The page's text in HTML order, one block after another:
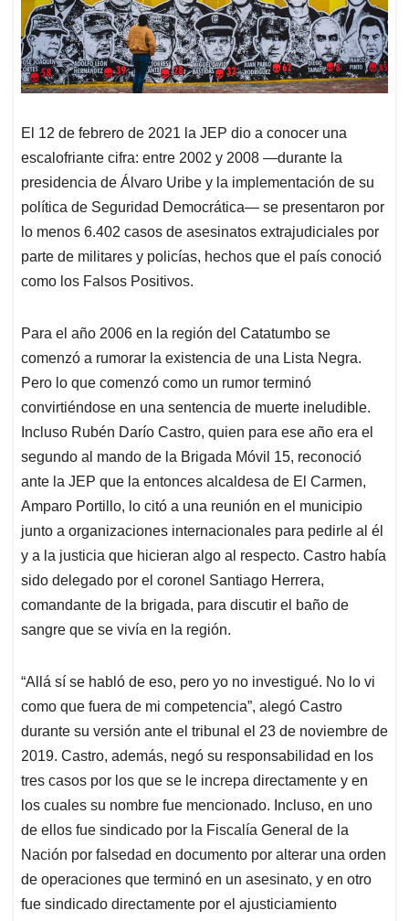
El 12 de febrero de 2021 la JEP dio a conocer una
escalofriante cifra: entre 2002 y 2008 —durante la
presidencia de Álvaro Uribe y la implementación de su
política de Seguridad Democrática— se presentaron por
lo menos 6.402 casos de asesinatos extrajudiciales por
parte de militares y policías, hechos que el país conoció
como los Falsos Positivos.
Para el año 2006 en la región del Catatumbo se
comenzó a rumorar la existencia de una Lista Negra.
Pero lo que comenzó como un rumor terminó
convirtiéndose en una sentencia de muerte ineludible.
Incluso Rubén Darío Castro, quien para ese año era el
segundo al mando de la Brigada Móvil 15, reconoció
ante la JEP que la entonces alcaldesa de El Carmen,
Amparo Portillo, lo citó a una reunión en el municipio
junto a organizaciones internacionales para pedirle al él
y a la justicia que hicieran algo al respecto. Castro había
sido delegado por el coronel Santiago Herrera,
comandante de la brigada, para discutir el baño de
sangre que se vivía en la región.
“Allá sí se habló de eso, pero yo no investigué. No lo vi
como que fuera de mi competencia”, alegó Castro
durante su versión ante el tribunal el 23 de noviembre de
2019. Castro, además, negó su responsabilidad en los
tres casos por los que se le increpa directamente y en
los cuales su nombre fue mencionado. Incluso, en uno
de ellos fue sindicado por la Fiscalía General de la
Nación por falsedad en documento por alterar una orden
de operaciones que terminó en un asesinato, y en otro
fue sindicado directamente por el ajusticiamiento